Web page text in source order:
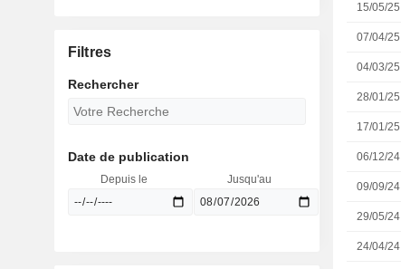
15/05/25
07/04/25
04/03/25
28/01/25
17/01/25
06/12/24
09/09/24
29/05/24
24/04/24
Filtres
Rechercher
Date de publication
Depuis le Jusqu'au